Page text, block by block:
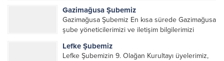
Gazimağusa Şubemiz
Gazimağusa Şubemiz En kısa sürede Gazimağusa
şube yöneticilerimizi ve iletişim bilgilerimizi
Lefke Şubemiz
Lefke Şubemizin 9. Olağan Kurultayı üyelerimiz,